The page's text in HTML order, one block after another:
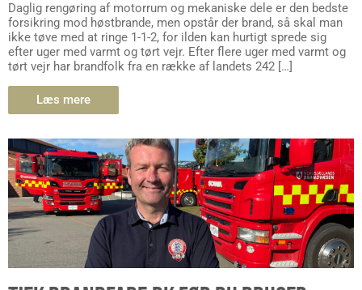
Daglig rengøring af motorrum og mekaniske dele er den bedste
forsikring mod høstbrande, men opstår der brand, så skal man
ikke tøve med at ringe 1-1-2, for ilden kan hurtigt sprede sig
efter uger med varmt og tørt vejr. Efter flere uger med varmt og
tørt vejr har brandfolk fra en række af landets 242 […]
Læs mere